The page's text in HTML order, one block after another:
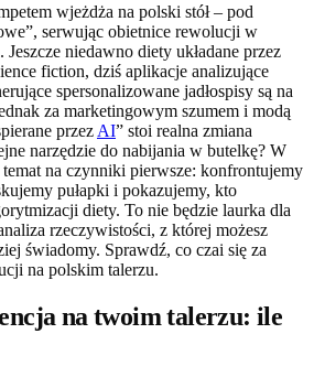
wjeżdża na polski stół – pod
serwując obietnice rewolucji w
niedawno diety układane przez
fiction, dziś aplikacje analizujące
spersonalizowane jadłospisy są na
za marketingowym szumem i modą
przez AI” stoi realna zmiana
narzędzie do nabijania w butelkę? W
na czynniki pierwsze: konfrontujemy
pułapki i pokazujemy, kto
diety. To nie będzie laurka dla
rzeczywistości, z której możesz
świadomy. Sprawdź, co czai się za
na polskim talerzu.
na twoim talerzu: ile